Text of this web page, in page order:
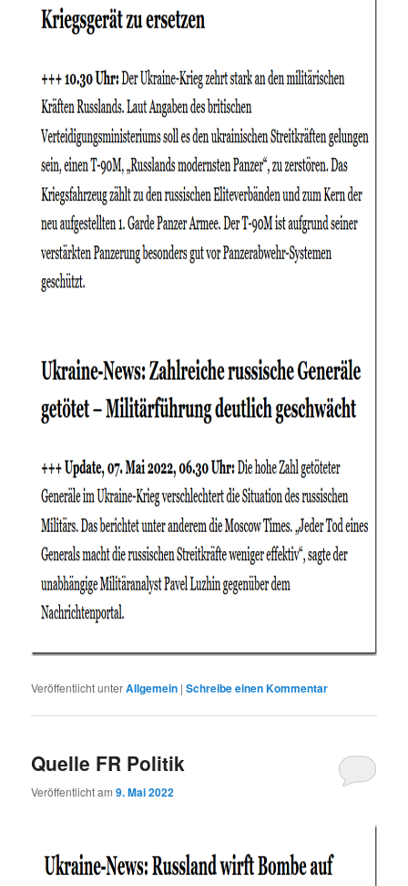
Veröffentlicht unterAllgemein |Schreibe einen Kommentar
Quelle FR Politik
Veröffentlicht am9. Mai 2022